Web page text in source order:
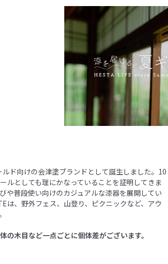
ド向けの会津塗ブランドとして誕生しました。10
ルとしても理にかなっていることを証明してきま
や普段使い向けのカジュアルな漆器を展開してい
は、野外フェス、山登り、ピクニックなど、アウ
木目など一点ごとに個体差がございます。